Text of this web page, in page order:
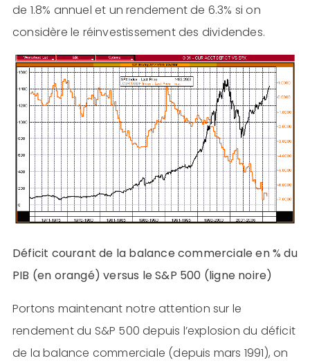
de 1.8% annuel et un rendement de 6.3% si on
considère le réinvestissement des dividendes.
Déficit courant de la balance commerciale en % du
PIB (en orangé) versus le S&P 500 (ligne noire)
Portons maintenant notre attention sur le
rendement du S&P 500 depuis l’explosion du déficit
de la balance commerciale (depuis mars 1991), on